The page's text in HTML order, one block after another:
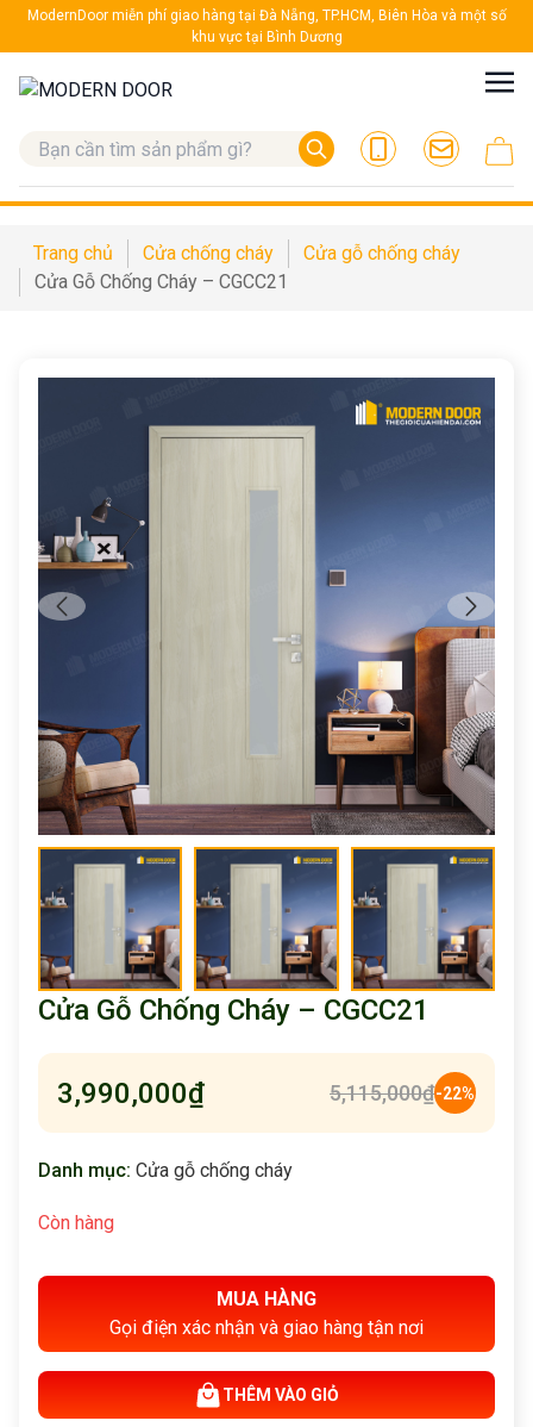
ModernDoor miễn phí giao hàng tại Đà Nẵng, TP.HCM, Biên Hòa và một số
khu vực tại Bình Dương
Trang chủ Cửa chống cháy
Cửa gỗ chống cháy
Cửa Gỗ Chống Cháy – CGCC21
Cửa Gỗ Chống Cháy – CGCC21
3,990,000₫ 5,115,000₫-22%
Danh mục: Cửa gỗ chống cháy
Còn hàng
MUA HÀNG
Gọi điện xác nhận và giao hàng tận nơi
THÊM VÀO GIỎ